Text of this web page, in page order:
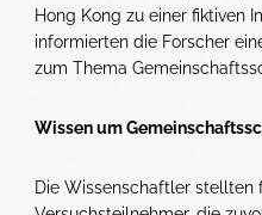
Hong Kong zu einer fiktiven
informierten die Forscher
zum Thema
Wissen um
Die Wissenschaftler stellten